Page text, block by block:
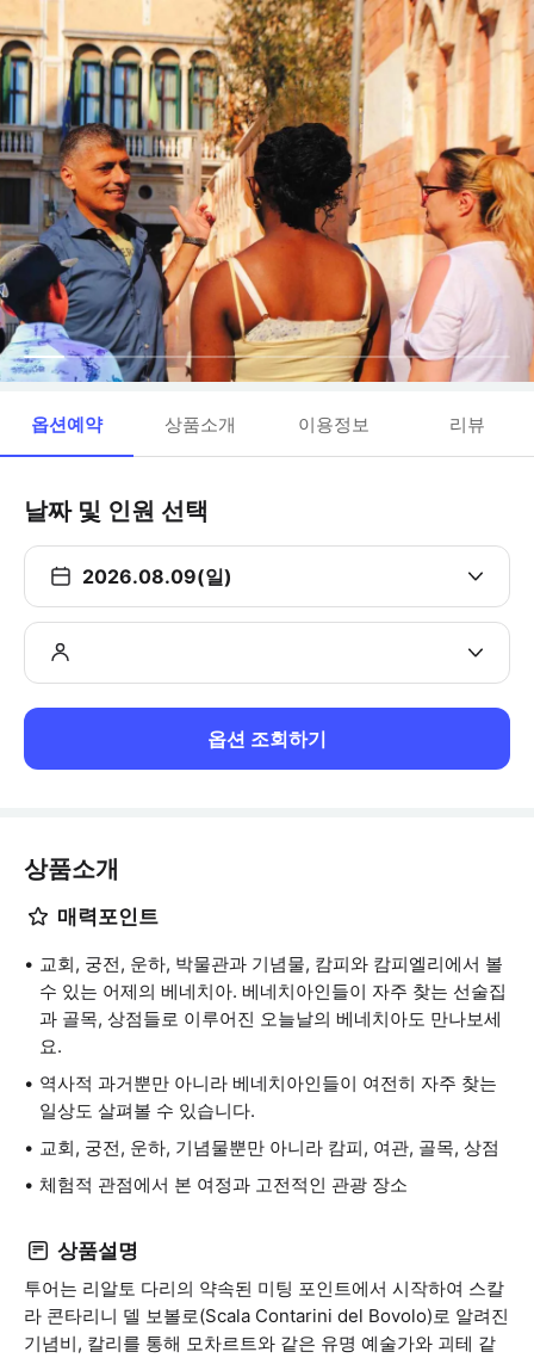
옵션예약 상품소개 이용정보 리뷰
날짜 및 인원 선택
2026.08.09(일)
옵션 조회하기
상품소개
매력포인트
교회, 궁전, 운하, 박물관과 기념물, 캄피와 캄피엘리에서 볼
수 있는 어제의 베네치아. 베네치아인들이 자주 찾는 선술집
과 골목, 상점들로 이루어진 오늘날의 베네치아도 만나보세
요.
역사적 과거뿐만 아니라 베네치아인들이 여전히 자주 찾는
일상도 살펴볼 수 있습니다.
교회, 궁전, 운하, 기념물뿐만 아니라 캄피, 여관, 골목, 상점
체험적 관점에서 본 여정과 고전적인 관광 장소
상품설명
투어는 리알토 다리의 약속된 미팅 포인트에서 시작하여 스칼
라 콘타리니 델 보볼로(Scala Contarini del Bovolo)로 알려진
기념비, 칼리를 통해 모차르트와 같은 유명 예술가와 괴테 같